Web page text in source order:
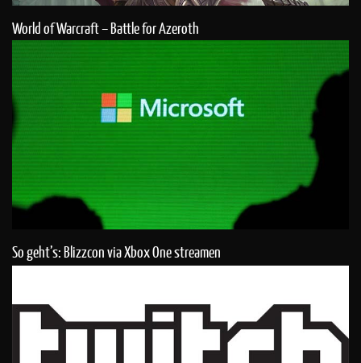
World of Warcraft – Battle for Azeroth
So geht’s: Blizzcon via Xbox One streamen